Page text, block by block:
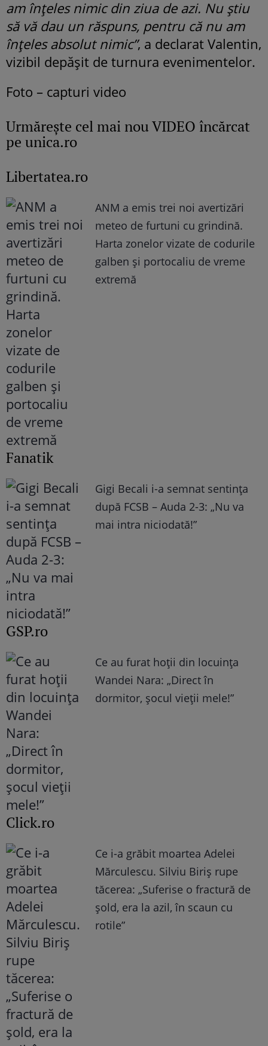
am înțeles nimic din ziua de azi. Nu știu
să vă dau un răspuns, pentru că nu am
înțeles absolut nimic”, a declarat Valentin,
vizibil depășit de turnura evenimentelor.
Foto – capturi video
Urmăreşte cel mai nou VIDEO încărcat
pe unica.ro
Libertatea.ro
ANM a emis trei noi avertizări
meteo de furtuni cu grindină.
Harta zonelor vizate de codurile
galben și portocaliu de vreme
extremă
Fanatik
Gigi Becali i-a semnat sentința
după FCSB – Auda 2-3: „Nu va
mai intra niciodată!”
GSP.ro
Ce au furat hoții din locuința
Wandei Nara: „Direct în
dormitor, șocul vieții mele!”
Click.ro
Ce i-a grăbit moartea Adelei
Mărculescu. Silviu Biriș rupe
tăcerea: „Suferise o fractură de
șold, era la azil, în scaun cu
rotile”